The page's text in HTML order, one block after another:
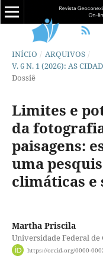
INÍCIO / ARQUIVOS /
V. 6 N. 1 (2026): AS
Dossiê
Limites e
da
paisagens:
uma
climáticas e
Martha Priscila
Universidade Federal de
https://orcid.org/0000-